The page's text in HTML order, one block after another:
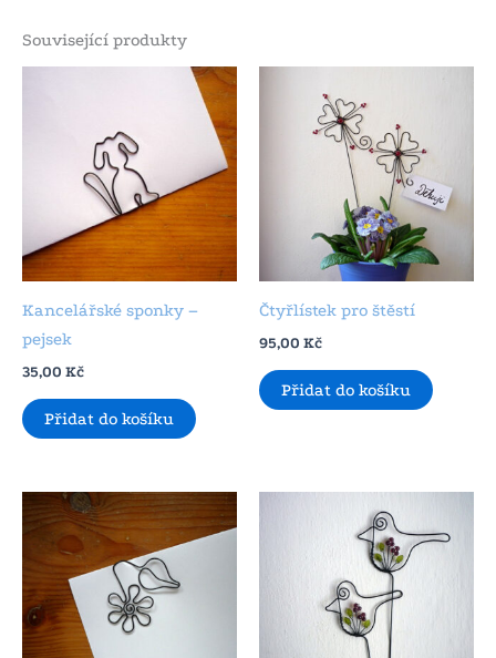
Související produkty
Kancelářské sponky –
pejsek
35,00 Kč
Přidat do košíku
Čtyřlístek pro štěstí
95,00 Kč
Přidat do košíku